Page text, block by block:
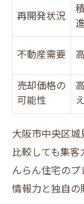
再開発状況
不動産需要
売却価格の
可能性
大阪市中央区
比較しても集
んらん住宅の
情報力と独自の